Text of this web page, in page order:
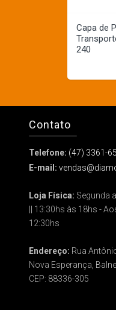
Capa de
240
Contato
Telefone: (47) 3361-
E-mail:
Loja Física: Segunda
|| 13:30hs às 18hs -
12:30hs
Endereço: Rua
Nova Esperança,
CEP: 88336-305